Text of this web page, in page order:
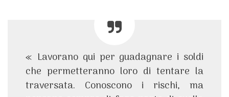
« Lavorano qui per guadagnare i soldi
che permetteranno loro di tentare la
traversata. Conoscono i rischi, ma